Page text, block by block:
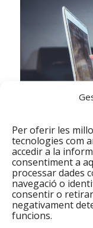
Per oferir les
tecnologies com
accedir a la
consentiment a
processar dades
navegació o
consentir o
negativament
funcions.
Fins ara a
havíem donat
insuficient)
manera
pandèmia pel